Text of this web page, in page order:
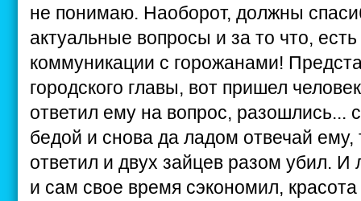
не понимаю. Наоборот, должны
актуальные вопросы и за то что,
коммуникации с горожанами!
городского главы, вот пришел
ответил ему на вопрос, разошлись...
бедой и снова да ладом отвечай ему,
ответил и двух зайцев разом убил.
и сам свое время сэкономил,